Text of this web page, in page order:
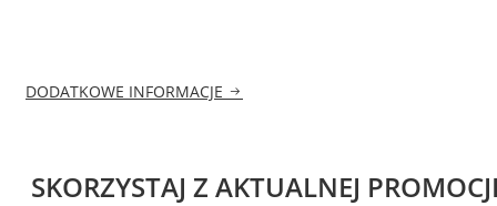
DODATKOWE INFORMACJE
SKORZYSTAJ Z AKTUALNEJ